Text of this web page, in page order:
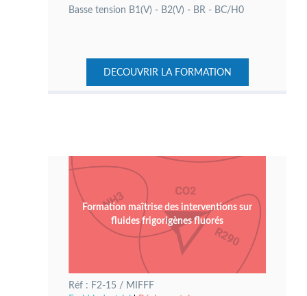
Basse tension B1(V) - B2(V) - BR - BC/H0
DECOUVRIR LA FORMATION
Formation maîtrise des interventions sur
fluides frigorigènes fluorés
Réf : F2-15 / MIFFF